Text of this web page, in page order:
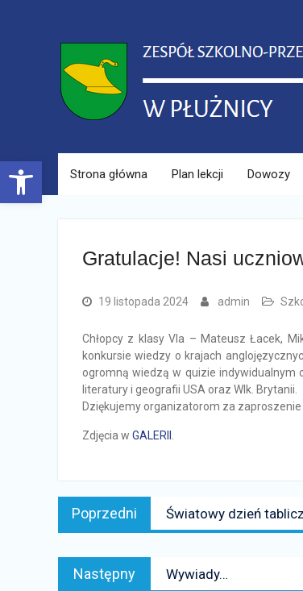
Open toolbarStrona główna Plan lekcji Dowozy
Gratulacje! Nasi
19 listopada 2024 admin
Chłopcy z klasy VIa – Mateusz Łacek,
konkursie wiedzy o krajach
ogromną wiedzą w quizie indywidualnym
literatury i geografii USA oraz Wlk. Brytanii.
Dziękujemy organizatorom za
Zdjęcia w GALERII
Nawigacja
wpisu
Poprzedni
Poprzedni
news:
Światowy dzień
Następny
news:
Wywiady…